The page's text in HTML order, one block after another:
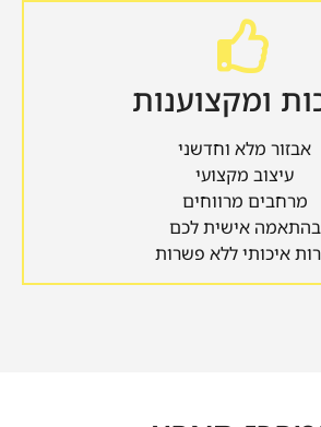
ומקצוענות
אבזור מלא וחדשני
עיצוב מקצועי
מרחבים מרווחים
בהתאמה אישית לכם
איכותי ללא פשרות